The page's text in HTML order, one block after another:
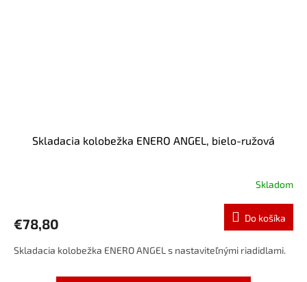
Skladacia kolobežka ENERO ANGEL, bielo-ružová
Skladom
€78,80 Do košíka
Skladacia kolobežka ENERO ANGEL s nastaviteľnými riadidlami.